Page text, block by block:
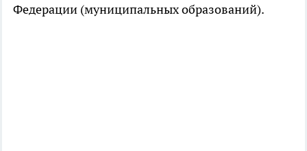
Федерации (муниципальных образований).